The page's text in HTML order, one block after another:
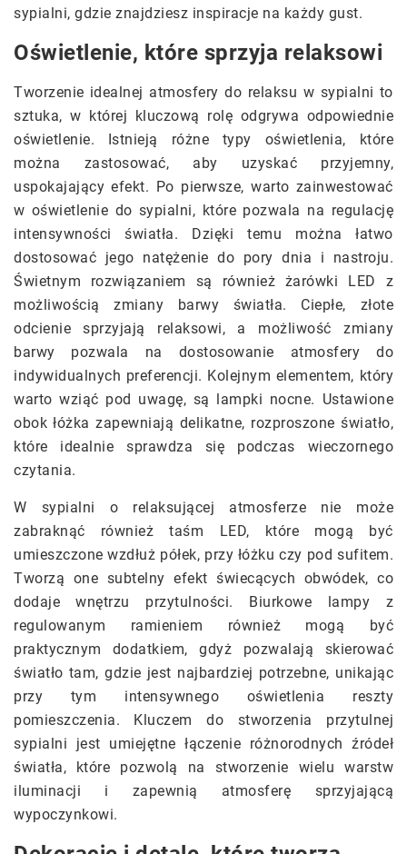
sypialni, gdzie znajdziesz inspiracje na każdy gust.
Oświetlenie, które sprzyja relaksowi
Tworzenie idealnej atmosfery do relaksu w sypialni to
sztuka, w której kluczową rolę odgrywa odpowiednie
oświetlenie. Istnieją różne typy oświetlenia, które
można zastosować, aby uzyskać przyjemny,
uspokajający efekt. Po pierwsze, warto zainwestować
w oświetlenie do sypialni, które pozwala na regulację
intensywności światła. Dzięki temu można łatwo
dostosować jego natężenie do pory dnia i nastroju.
Świetnym rozwiązaniem są również żarówki LED z
możliwością zmiany barwy światła. Ciepłe, złote
odcienie sprzyjają relaksowi, a możliwość zmiany
barwy pozwala na dostosowanie atmosfery do
indywidualnych preferencji. Kolejnym elementem, który
warto wziąć pod uwagę, są lampki nocne. Ustawione
obok łóżka zapewniają delikatne, rozproszone światło,
które idealnie sprawdza się podczas wieczornego
czytania.
W sypialni o relaksującej atmosferze nie może
zabraknąć również taśm LED, które mogą być
umieszczone wzdłuż półek, przy łóżku czy pod sufitem.
Tworzą one subtelny efekt świecących obwódek, co
dodaje wnętrzu przytulności. Biurkowe lampy z
regulowanym ramieniem również mogą być
praktycznym dodatkiem, gdyż pozwalają skierować
światło tam, gdzie jest najbardziej potrzebne, unikając
przy tym intensywnego oświetlenia reszty
pomieszczenia. Kluczem do stworzenia przytulnej
sypialni jest umiejętne łączenie różnorodnych źródeł
światła, które pozwolą na stworzenie wielu warstw
iluminacji i zapewnią atmosferę sprzyjającą
wypoczynkowi.